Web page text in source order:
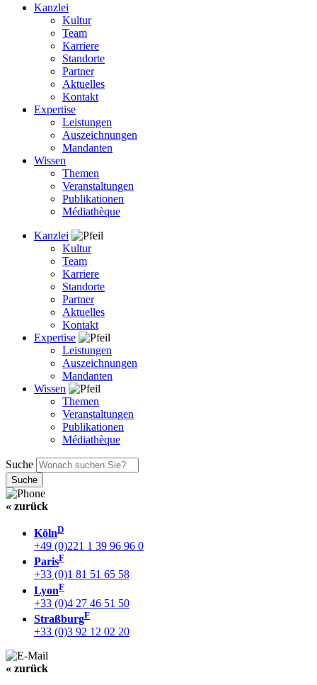
Kanzlei
Kultur
Team
Karriere
Standorte
Partner
Aktuelles
Kontakt
Expertise
Leistungen
Auszeichnungen
Mandanten
Wissen
Themen
Veranstaltungen
Publikationen
Médiathèque
Kanzlei
Kultur
Team
Karriere
Standorte
Partner
Aktuelles
Kontakt
Expertise
Leistungen
Auszeichnungen
Mandanten
Wissen
Themen
Veranstaltungen
Publikationen
Médiathèque
Suche
« zurück
KölnD
+49 (0)221 1 39 96 96 0
ParisF
+33 (0)1 81 51 65 58
LyonF
+33 (0)4 27 46 51 50
StraßburgF
+33 (0)3 92 12 02 20
« zurück